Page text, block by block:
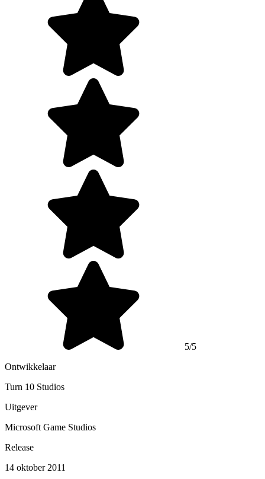
5/5
Ontwikkelaar
Turn 10 Studios
Uitgever
Microsoft Game Studios
Release
14 oktober 2011